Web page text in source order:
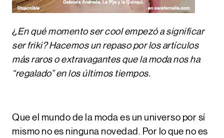
¿En qué momento ser cool empezó a significar
ser friki? Hacemos un repaso por los artículos
más raros o extravagantes que la moda nos ha
“regalado” en los últimos tiempos.
Que el mundo de la moda es un universo por sí
mismo no es ninguna novedad. Por lo que no es